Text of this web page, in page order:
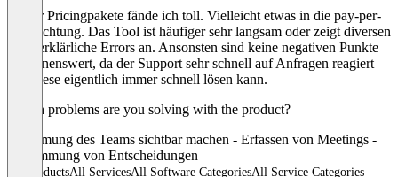
Weiter Pricingpakete fände ich toll. Vielleicht etwas in die pay-per-
use Richtung. Das Tool ist häufiger sehr langsam oder zeigt diversen
nicht erklärliche Errors an. Ansonsten sind keine negativen Punkte
erwähnenswert, da der Support sehr schnell auf Anfragen reagiert
und diese eigentlich immer schnell lösen kann.
Which problems are you solving with the product?
- Stimmung des Teams sichtbar machen - Erfassen von Meetings -
Abstimmung von Entscheidungen
All productsAll ServicesAll Software CategoriesAll Service Categories